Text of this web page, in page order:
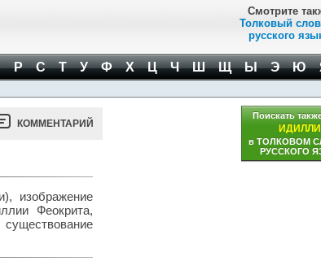
Смотрите
Толковый
русского
Р С Т У Ф Х Ц Ч Ш Щ Ы Э Ю
КОММЕНТАРИЙ
изображение
Феокрита,
Поискать
в ТОЛКОВОМ
РУССКОГО